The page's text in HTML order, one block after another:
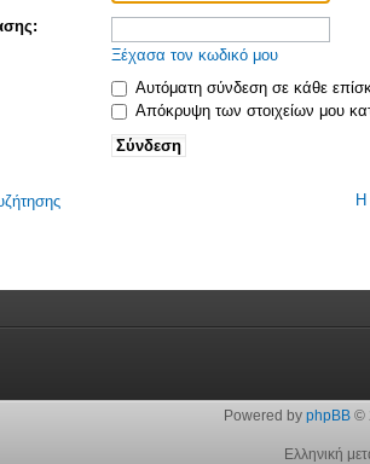
Ξέχασα τον κωδικό μου
Αυτόματη σύνδεση σε κάθε
Απόκρυψη των στοιχείων μου
Η
Powered by phpBB©
Ελληνική